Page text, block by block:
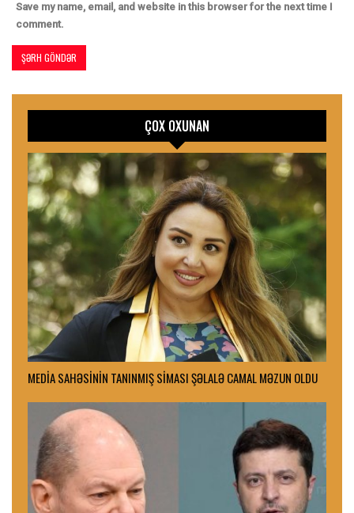
Save my name, email, and website in this browser for the next time I
comment.
ÇOX OXUNAN
MEDİA SAHƏSİNİN TANINMIŞ SİMASI ŞƏLALƏ CAMAL MƏZUN OLDU